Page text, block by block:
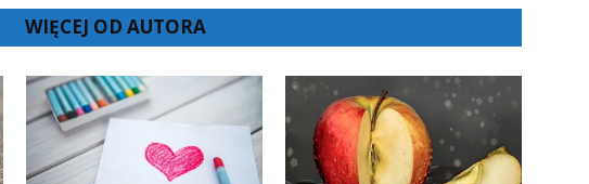
WIĘCEJ OD AUTORA